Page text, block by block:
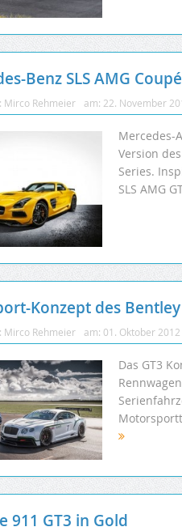
Benz SLS AMG
Mirco Rehmeier am: 22. November
Mercedes-
Version
Series.
SLS AMG
Konzept des
Mirco Rehmeier am: 01. Oktober 2012
Das GT3
911 GT3 in Gold